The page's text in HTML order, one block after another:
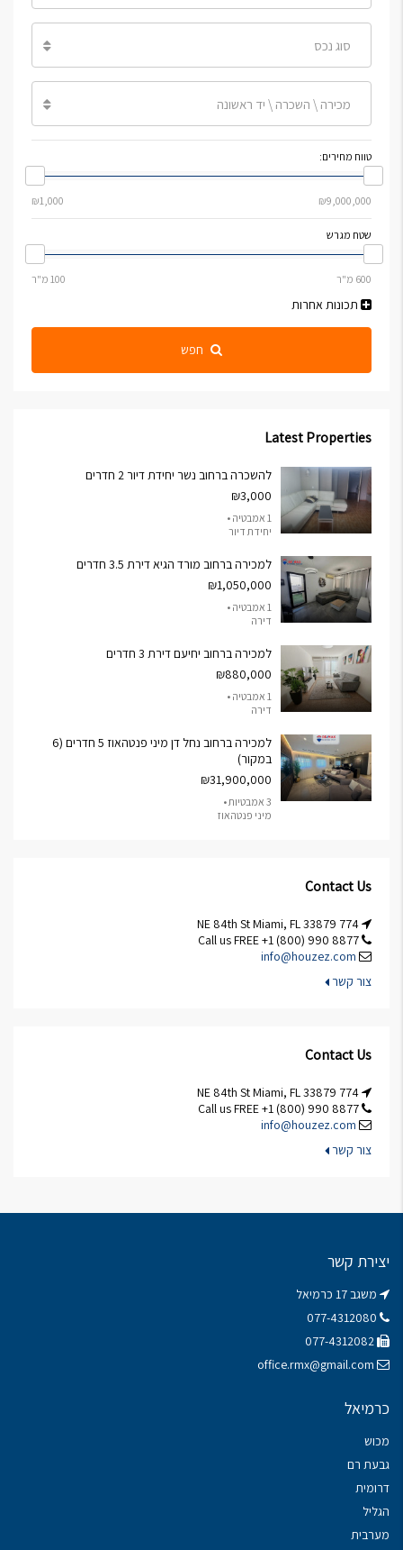
סוג נכס
מכירה \ השכרה \ יד ראשונה
טווח מחירים:
שטח מגרש
תכונות אחרות
חפש
Latest Properties
להשכרה ברחוב נשר יחידת דיור 2 חדרים
₪3,000
1 אמבטיה •
יחידת דיור
למכירה ברחוב מורד הגיא דירת 3.5 חדרים
₪1,050,000
1 אמבטיה •
דירה
למכירה ברחוב יחיעם דירת 3 חדרים
₪880,000
1 אמבטיה •
דירה
למכירה ברחוב נחל דן מיני פנטהאוז 5 חדרים (6
במקור)
₪31,900,000
3 אמבטיות •
מיני פנטהאוז
Contact Us
info@houzez.com
צור קשר
Contact Us
info@houzez.com
צור קשר
יצירת קשר
משגב 17 כרמיאל
office.rmx@gmail.com
כרמיאל
מכוש
גבעת רם
דרומית
הגליל
מערבית